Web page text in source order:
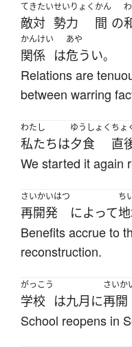
てきたい
敵対
せいりょく
勢力
かん
間 の
かんけい
関係 は
あや
危うい。
Relations are
between warring
わたし
私たちは
ゆうしょく
夕食
ちょ
直
We started it again
さいかいはつ
再開発 によって
ち
Benefits accrue to
reconstruction.
がっこう
学校 は九月 に
さいか
再開
School reopens in